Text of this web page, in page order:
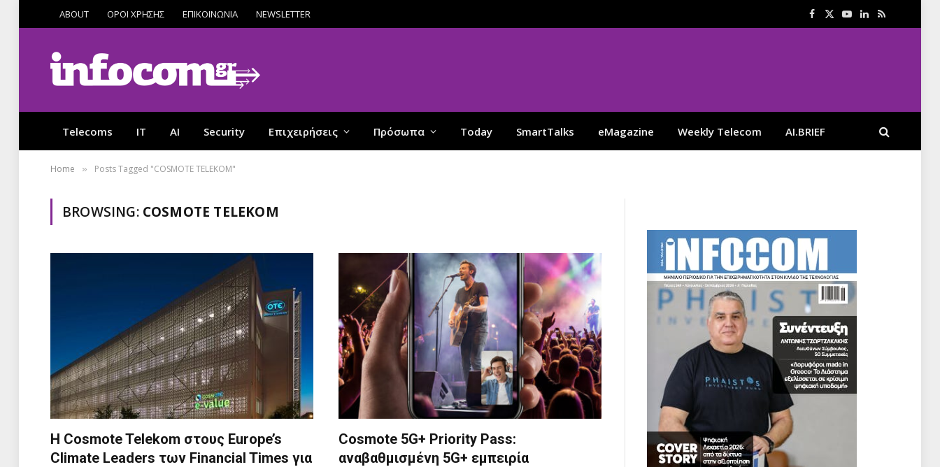
ABOUT ΟΡΟΙ ΧΡΗΣΗΣ ΕΠΙΚΟΙΝΩΝΙΑ NEWSLETTER Facebook
X
YouTube
LinkedIn
RSS
Telecoms IT AI Security Επιχειρήσεις Πρόσωπα Today SmartTalks eMagazine Weekly Telecom AI.BRIEF
Home » Posts Tagged "COSMOTE TELEKOM"
BROWSING: COSMOTE TELEKOM
Η Cosmote Telekom στους Europe’s
Climate Leaders των Financial Times για
Cosmote 5G+ Priority Pass:
αναβαθμισμένη 5G+ εμπειρία